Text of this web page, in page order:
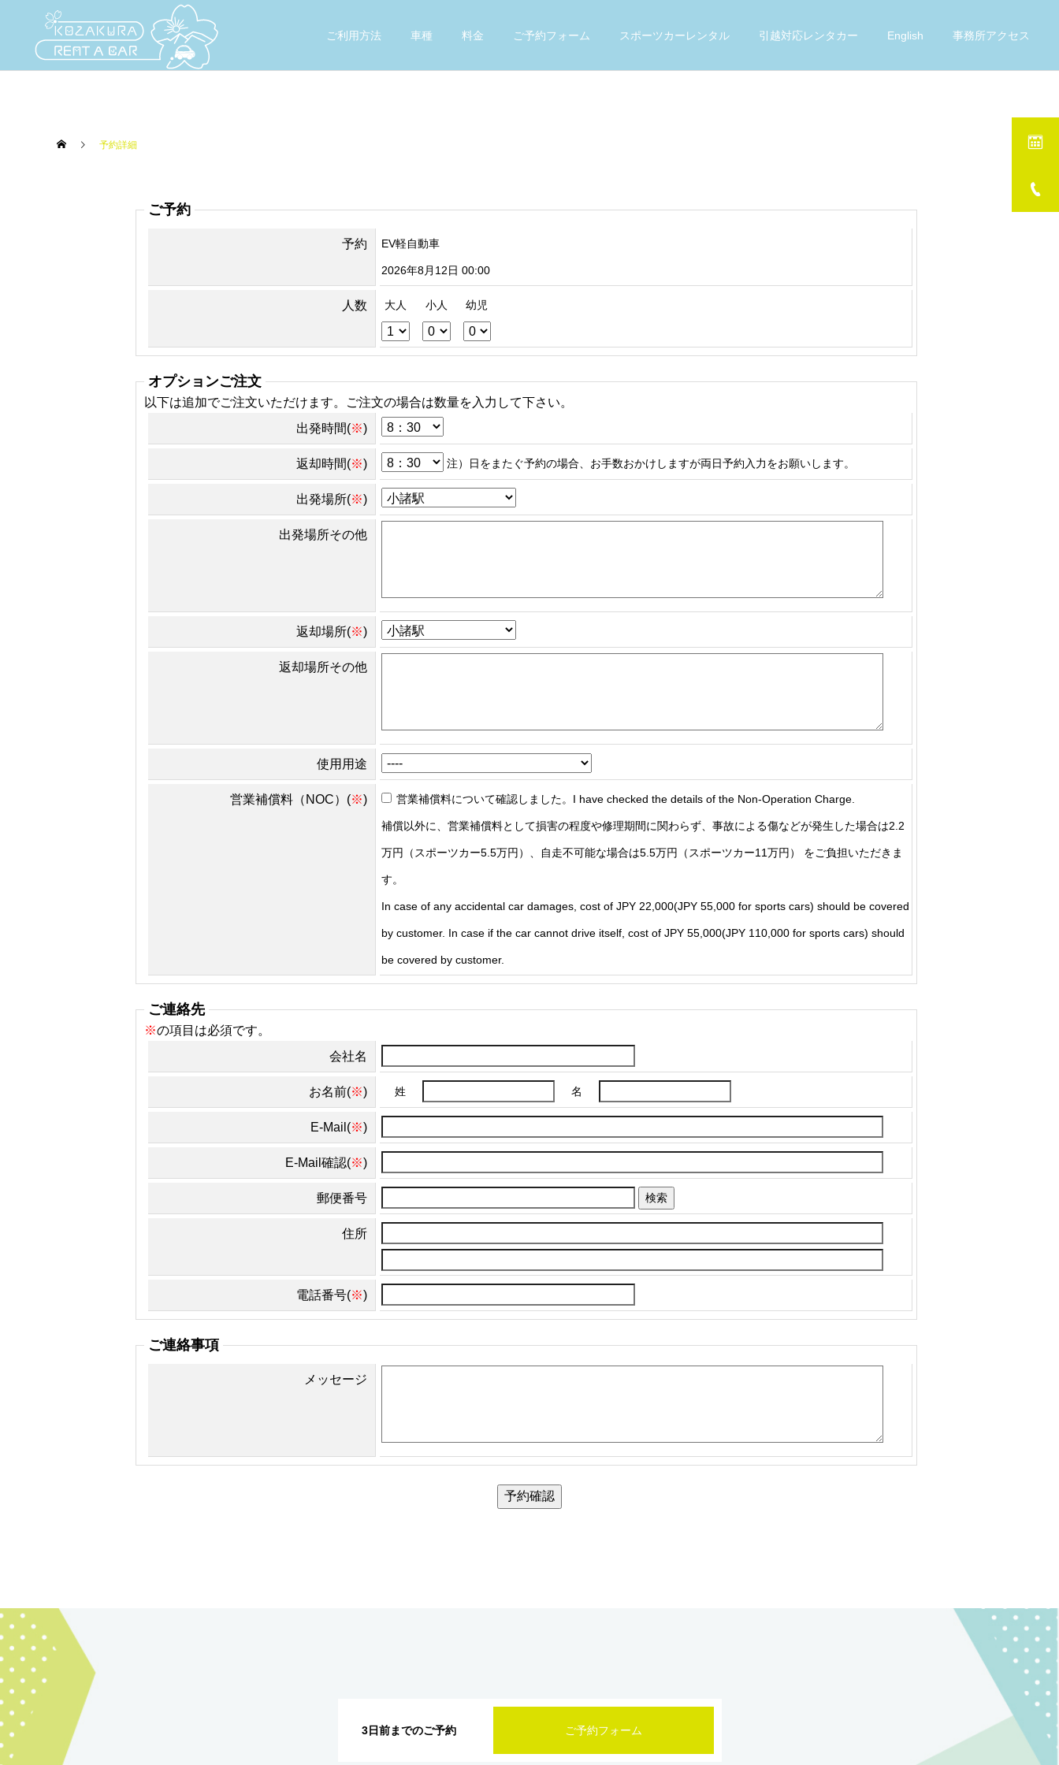
ご利用方法 車種 料金 ご予約フォーム スポーツカーレンタル 引越対応レンタカー English 事務所アクセス
予約詳細
ご予約
予約 EV軽自動車
2026年8月12日 00:00
人数 大人 小人 幼児
オプションご注文
以下は追加でご注文いただけます。ご注文の場合は数量を入力して下さい。
出発時間(※)
返却時間(※) 注）日をまたぐ予約の場合、お手数おかけしますが両日予約入力をお願いします。
出発場所(※)
出発場所その他
返却場所(※)
返却場所その他
使用用途
営業補償料（NOC）(※) 営業補償料について確認しました。I have checked the details of the Non-Operation Charge.
補償以外に、営業補償料として損害の程度や修理期間に関わらず、事故による傷などが発生した場合は2.2
万円（スポーツカー5.5万円）、自走不可能な場合は5.5万円（スポーツカー11万円） をご負担いただきま
す。
In case of any accidental car damages, cost of JPY 22,000(JPY 55,000 for sports cars) should be covered
by customer. In case if the car cannot drive itself, cost of JPY 55,000(JPY 110,000 for sports cars) should
be covered by customer.
ご連絡先
※の項目は必須です。
会社名
お名前(※) 姓 名
E-Mail(※)
E-Mail確認(※)
郵便番号 検索
住所
電話番号(※)
ご連絡事項
メッセージ
予約確認
3日前までのご予約 ご予約フォーム